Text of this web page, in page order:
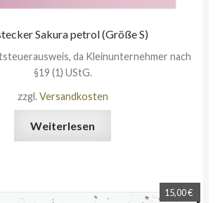
Sakura petrol (Größe S)
da Kleinunternehmer nach
§19 (1) UStG.
zzgl.Versandkosten
Weiterlesen
15,00€